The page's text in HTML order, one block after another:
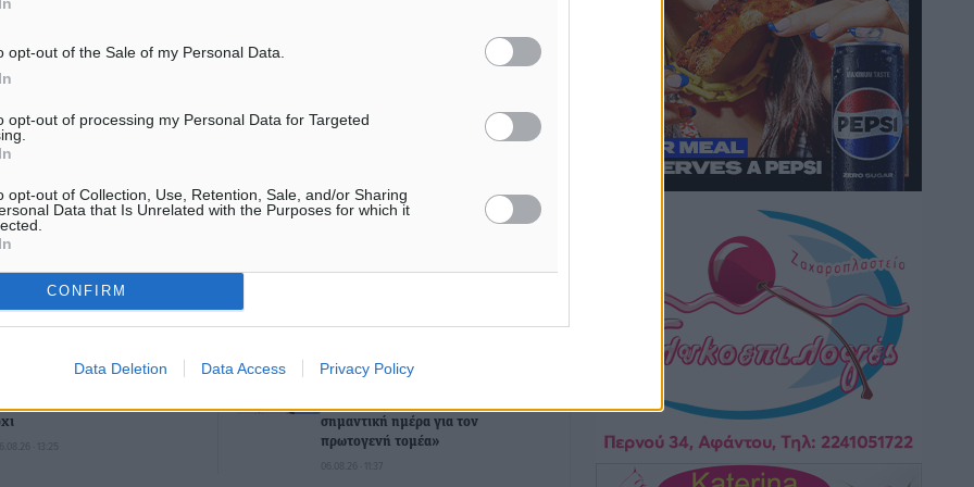
opt-out of the Sale of my Personal Data.
opt-out of processing my Personal Data for Targeted
opt-out of Collection, Use, Retention, Sale, and/or Sharing
Data that Is Unrelated with the Purposes for which it
CONFIRM
Data Deletion Data Access Privacy Policy
αναζήτησης
μας στο Google News ★ ↗
ΕΠΙΣΗΣ
06.08.26 · 13:25
ΕΙΔΉΣΕΙΣ
σημαντική ημέρα για τον
πρωτογενή τομέα»
06.08.26 · 11:37
Hotels – Χατζηλαζάρου – Προχωρά
καινούργιο ξενοδοχείο στην Κω
Τοπικές Ειδήσεις• πριν 9 ώρες
Αυτοκίνητο μπήκε παράνομα σε
μονόδρομο στο Μαστιχάρι –
Αναποδογύρισε όχημα με μητέρα και
πριν 9 ώρες
“Η Ευρώπη αντιμετώπιζε το
προσφυγικό σαν ταινία τρόμου” – Η
συγκλονιστική μαρτυρία της Χαρούλας
Γιασιράνη στον RV για τα γεγονότα που
οδήγησαν στο Σύμφωνο της Λέρου
Τοπικές Ειδήσεις• πριν 9 ώρες
Συναυλία με τον Γιάννη Κότσιρα στις